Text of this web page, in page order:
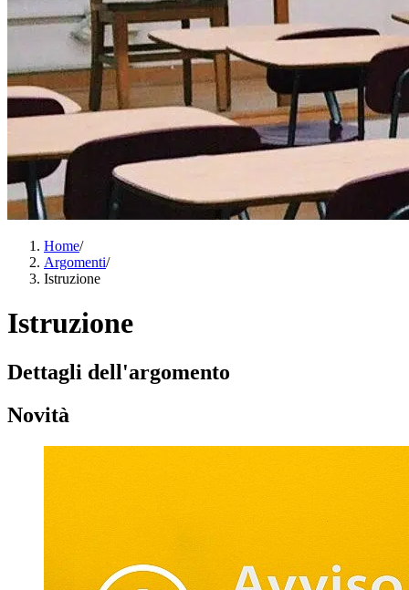
Home/
Argomenti/
Istruzione
Istruzione
Dettagli dell'argomento
Novità